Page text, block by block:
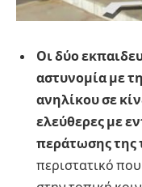
Οι δύο
αστυνομία με
ανηλίκου σε
ελεύθερες με
περάτωσης της
περιστατικό